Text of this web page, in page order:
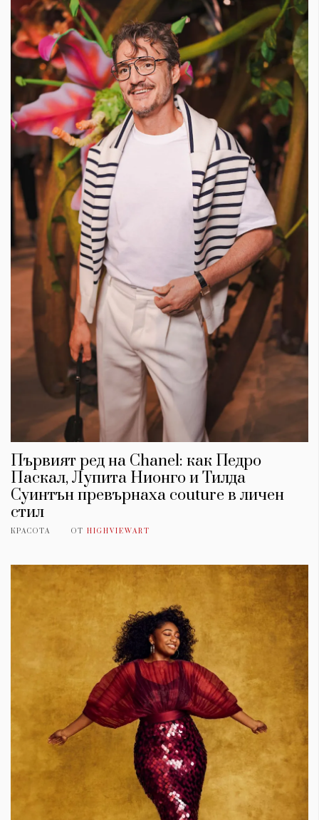
Първият ред на Chanel: как Педро
Паскал, Лупита Нионго и Тилда
Суинтън превърнаха couture в личен
стил
КРАСОТА ОТ HIGHVIEWART